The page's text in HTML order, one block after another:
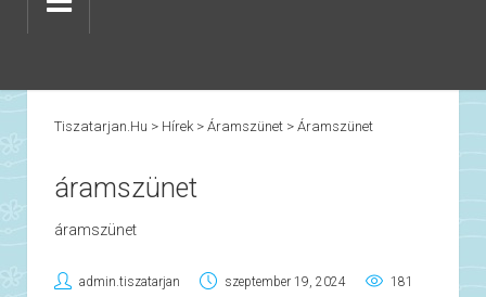
Tiszatarjan.hu > Hírek> Áramszünet > Áramszünet
áramszünet
áramszünet
admin.tiszatarjan szeptember 19, 2024 181